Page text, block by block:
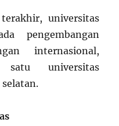
universitas
pengembangan
internasional,
satu universitas